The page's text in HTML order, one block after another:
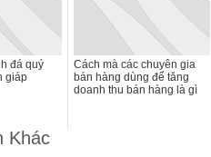
đá quý
giáp
Cách mà các chuyên gia
bán hàng dùng để tăng
doanh thu bán hàng là gì
Khác